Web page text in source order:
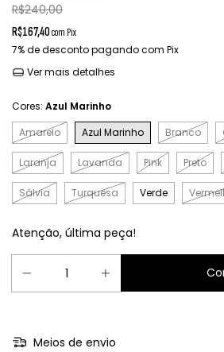
R$240,00
R$167,40com Pix
7% de descontopagando com Pix
Ver mais detalhes
Cores: Azul Marinho
Amarelo
Azul Marinho Branco
Laranja Lavanda Pink Preto
Sálvia Turquesa Verde
Atenção, última peça!
Meios de envio